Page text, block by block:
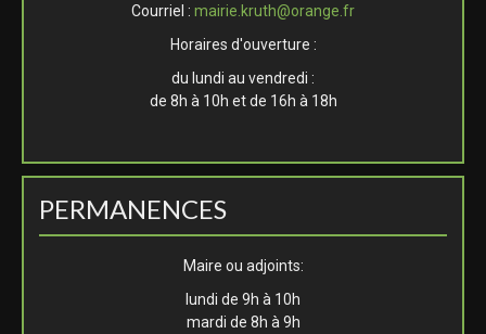
Courriel : mairie.kruth@orange.fr
Horaires d'ouverture :
du lundi au vendredi :
de 8h à 10h et de 16h à 18h
PERMANENCES
Maire ou adjoints:
lundi de 9h à 10h
mardi de 8h à 9h